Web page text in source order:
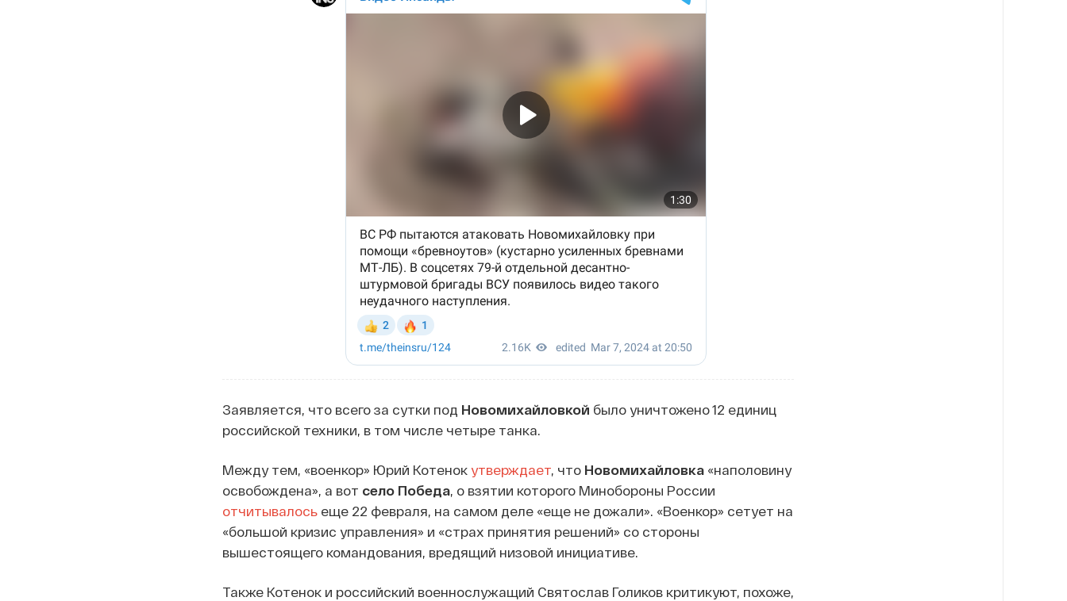
Заявляется, что всего за сутки под Новомихайловкой было уничтожено 12 единиц
российской техники, в том числе четыре танка.
Между тем, «военкор» Юрий Котенок утверждает, что Новомихайловка«наполовину
освобождена», а вот село Победа, о взятии которого Минобороны России
отчитывалосьеще 22 февраля, на самом деле «еще не дожали». «Военкор» сетует на
«большой кризис управления» и «страх принятия решений» со стороны
вышестоящего командования, вредящий низовой инициативе.
Также Котенок и российский военнослужащий Святослав Голиков критикуют, похоже,